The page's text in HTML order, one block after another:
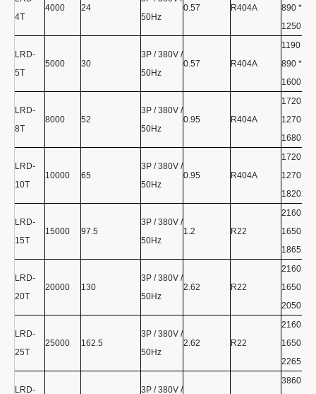
4Т
4000 24
50Hz
0.57 R404A
890 *
1250
LRD-
5Т
5000 30
3P / 380V /
50Hz
0.57 R404A
1190 *
890 *
1600
LRD-
8Т
8000 52
3P / 380V /
50Hz
0.95 R404A
1720 *
1270 *
1680
LRD-
10T
10000 65
3P / 380V /
50Hz
0.95 R404A
1720 *
1270 *
1820
LRD-
15T
15000 97.5
3P / 380V /
50Hz
1.2 R22
2160 *
1650 *
1865
LRD-
20T
20000 130
3P / 380V /
50Hz
2.62 R22
2160 *
1650 *
2050
LRD-
25Т
25000 162.5
3P / 380V /
50Hz
2.62 R22
2160 *
1650 *
2265
LRD-
3P / 380V /
3860 *